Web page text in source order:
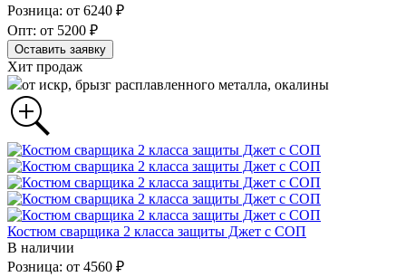
Розница: от 6240 ₽
Опт: от 5200 ₽
Оставить заявку
Хит продаж
от искр, брызг расплавленного металла, окалины
Костюм сварщика 2 класса защиты Джет с СОП
В наличии
Розница: от 4560 ₽